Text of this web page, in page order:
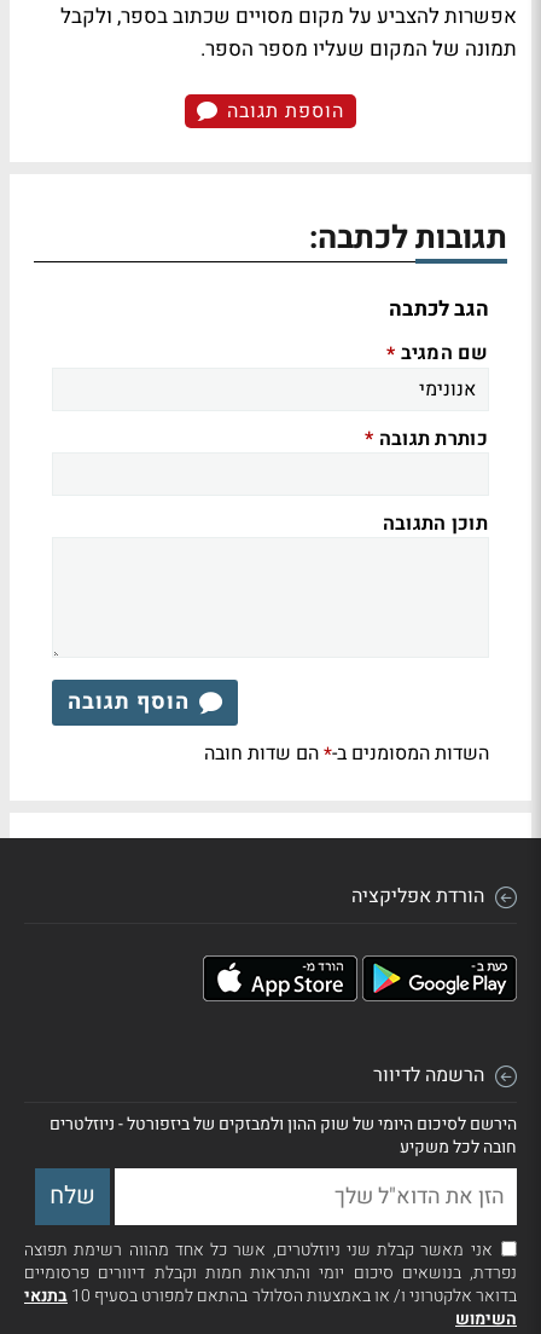
אפשרות להצביע על מקום מסויים שכתוב בספר, ולקבל
תמונה של המקום שעליו מספר הספר.
הוספת תגובה
תגובות לכתבה:
הגב לכתבה
שם המגיב *
כותרת תגובה *
תוכן התגובה
הוסף תגובה
השדות המסומנים ב-*הם שדות חובה
הורדת אפליקציה
הרשמה לדיוור
הירשם לסיכום היומי של שוק ההון ולמבזקים של ביזפורטל - ניוזלטרים
חובה לכל משקיע
אני מאשר קבלת שני ניוזלטרים, אשר כל אחד מהווה רשימת תפוצה
נפרדת, בנושאים סיכום יומי והתראות חמות וקבלת דיוורים פרסומיים
בדואר אלקטרוני ו/ או באמצעות הסלולר בהתאם למפורט בסעיף 10
בתנאי
השימוש